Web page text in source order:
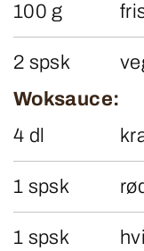
100 g
2 spsk
Woksauce:
4 dl
1 spsk
1 spsk